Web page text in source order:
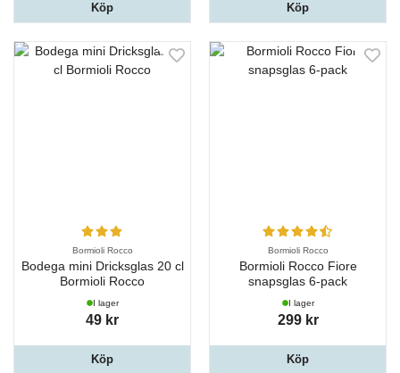
Köp Köp
Bormioli Rocco
Bodega mini Dricksglas 20 cl
Bormioli Rocco
I lager
49 kr
Köp
Bormioli Rocco
Bormioli Rocco Fiore
snapsglas 6-pack
I lager
299 kr
Köp